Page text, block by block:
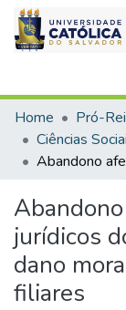
Communities &
All of DSpace
Statistics
Home
jurídicos
dano
filiares